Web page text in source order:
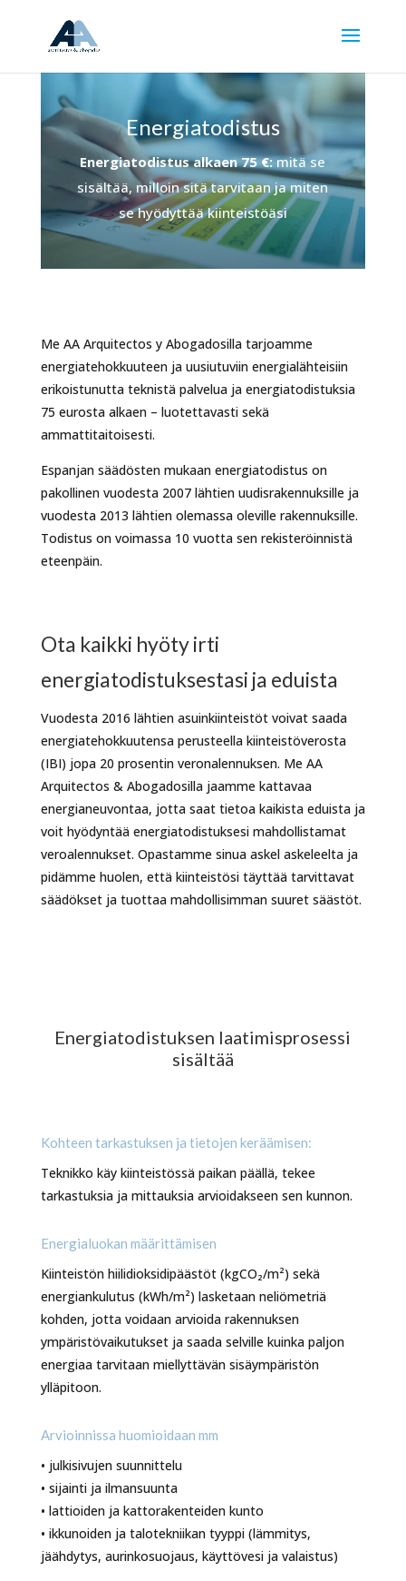
Energiatodistus
Energiatodistus alkaen 75 €:mitä se
sisältää, milloin sitä tarvitaan ja miten
se hyödyttää kiinteistöäsi
Me AA Arquitectos y Abogadosilla tarjoamme
energiatehokkuuteen ja uusiutuviin energialähteisiin
erikoistunutta teknistä palvelua ja energiatodistuksia
75 eurosta alkaen – luotettavasti sekä
ammattitaitoisesti.
Espanjan säädösten mukaan energiatodistus on
pakollinen vuodesta 2007 lähtien uudisrakennuksille ja
vuodesta 2013 lähtien olemassa oleville rakennuksille.
Todistus on voimassa 10 vuotta sen rekisteröinnistä
eteenpäin.
Ota kaikki hyöty irti
energiatodistuksestasi ja eduista
Vuodesta 2016 lähtien asuinkiinteistöt voivat saada
energiatehokkuutensa perusteella kiinteistöverosta
(IBI) jopa 20 prosentin veronalennuksen. Me AA
Arquitectos & Abogadosilla jaamme kattavaa
energianeuvontaa, jotta saat tietoa kaikista eduista ja
voit hyödyntää energiatodistuksesi mahdollistamat
veroalennukset. Opastamme sinua askel askeleelta ja
pidämme huolen, että kiinteistösi täyttää tarvittavat
säädökset ja tuottaa mahdollisimman suuret säästöt.
Energiatodistuksen laatimisprosessi
sisältää
Kohteen tarkastuksen ja tietojen keräämisen:
Teknikko käy kiinteistössä paikan päällä, tekee
tarkastuksia ja mittauksia arvioidakseen sen kunnon.
Energialuokan määrittämisen
Kiinteistön hiilidioksidipäästöt (kgCO₂/m²) sekä
energiankulutus (kWh/m²) lasketaan neliömetriä
kohden, jotta voidaan arvioida rakennuksen
ympäristövaikutukset ja saada selville kuinka paljon
energiaa tarvitaan miellyttävän sisäympäristön
ylläpitoon.
Arvioinnissa huomioidaan mm
• julkisivujen suunnittelu
• sijainti ja ilmansuunta
• lattioiden ja kattorakenteiden kunto
• ikkunoiden ja talotekniikan tyyppi (lämmitys,
jäähdytys, aurinkosuojaus, käyttövesi ja valaistus)